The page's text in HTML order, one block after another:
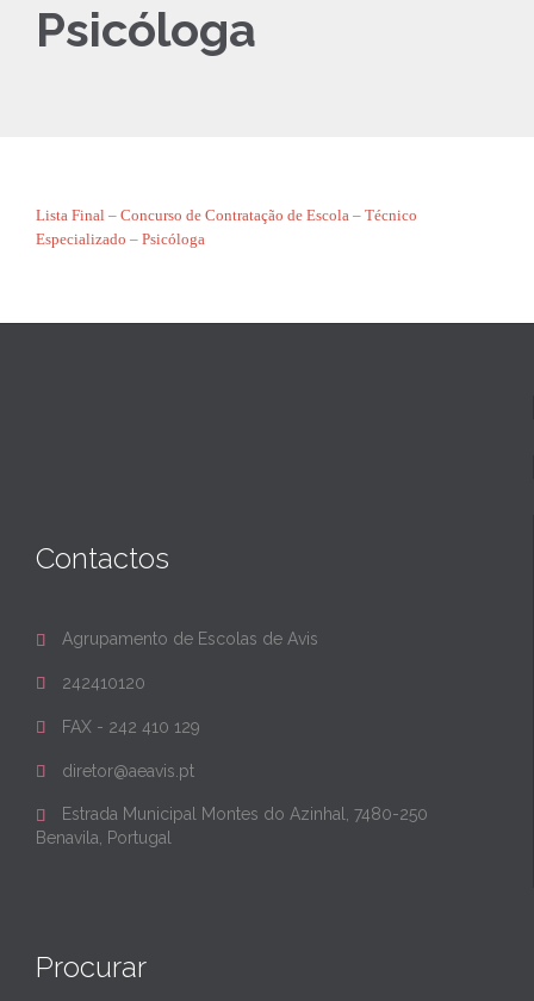
Psicóloga
Lista Final – Concurso de Contratação de Escola – Técnico
Especializado – Psicóloga
Contactos
 Agrupamento de Escolas de Avis
 242410120
 FAX - 242 410 129
 diretor@aeavis.pt

Estrada Municipal Montes do Azinhal, 7480-250
Benavila, Portugal
Procurar